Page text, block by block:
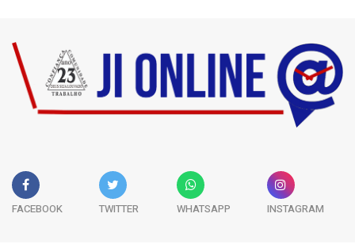
FACEBOOK TWITTER WHATSAPP INSTAGRAM